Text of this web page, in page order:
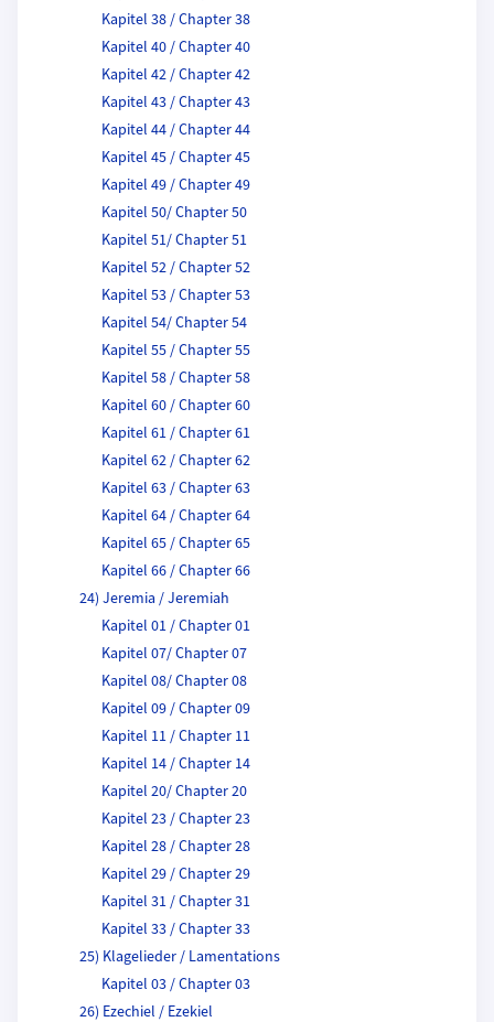
Kapitel 38 / Chapter 38
Kapitel 40 / Chapter 40
Kapitel 42 / Chapter 42
Kapitel 43 / Chapter 43
Kapitel 44 / Chapter 44
Kapitel 45 / Chapter 45
Kapitel 49 / Chapter 49
Kapitel 50/ Chapter 50
Kapitel 51/ Chapter 51
Kapitel 52 / Chapter 52
Kapitel 53 / Chapter 53
Kapitel 54/ Chapter 54
Kapitel 55 / Chapter 55
Kapitel 58 / Chapter 58
Kapitel 60 / Chapter 60
Kapitel 61 / Chapter 61
Kapitel 62 / Chapter 62
Kapitel 63 / Chapter 63
Kapitel 64 / Chapter 64
Kapitel 65 / Chapter 65
Kapitel 66 / Chapter 66
24) Jeremia / Jeremiah
Kapitel 01 / Chapter 01
Kapitel 07/ Chapter 07
Kapitel 08/ Chapter 08
Kapitel 09 / Chapter 09
Kapitel 11 / Chapter 11
Kapitel 14 / Chapter 14
Kapitel 20/ Chapter 20
Kapitel 23 / Chapter 23
Kapitel 28 / Chapter 28
Kapitel 29 / Chapter 29
Kapitel 31 / Chapter 31
Kapitel 33 / Chapter 33
25) Klagelieder / Lamentations
Kapitel 03 / Chapter 03
26) Ezechiel / Ezekiel